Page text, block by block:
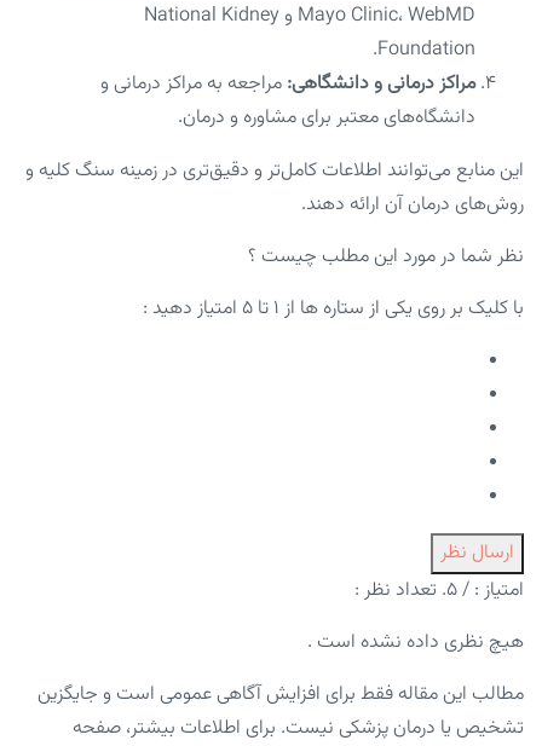
Mayo Clinic، WebMD و National Kidney
Foundation.
مراکز درمانی و دانشگاهی: مراجعه به مراکز درمانی و
دانشگاه‌های معتبر برای مشاوره و درمان.
این منابع می‌توانند اطلاعات کامل‌تر و دقیق‌تری در زمینه سنگ کلیه و
روش‌های درمان آن ارائه دهند.
نظر شما در مورد این مطلب چیست ؟
با کلیک بر روی یکی از ستاره ها از ۱ تا ۵ امتیاز دهید :
ارسال نظر
امتیاز : / ۵. تعداد نظر :
هیچ نظری داده نشده است .
مطالب این مقاله فقط برای افزایش آگاهی عمومی است و جایگزین
تشخیص یا درمان پزشکی نیست. برای اطلاعات بیشتر، صفحه